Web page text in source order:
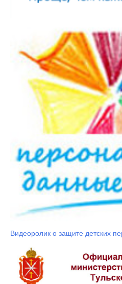
Видеоролик о защите детских